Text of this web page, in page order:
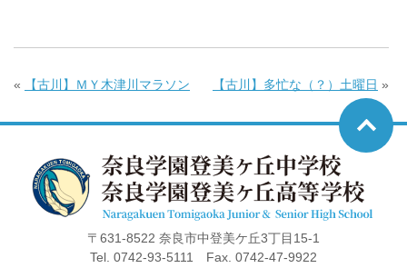
« 【古川】ＭＹ木津川マラソン 【古川】多忙な（？）土曜日 »
〒631-8522 奈良市中登美ケ丘3丁目15-1
Tel. 0742-93-5111 Fax. 0742-47-9922